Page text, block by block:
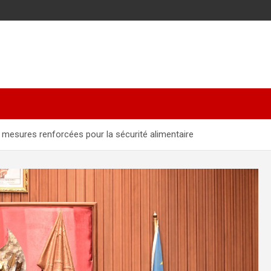
renforcées pour la sécurité alimentaire